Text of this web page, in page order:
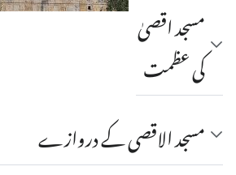
مسجد اقصیٰ
کی عظمت
مسجد الاقصی کے دروازے